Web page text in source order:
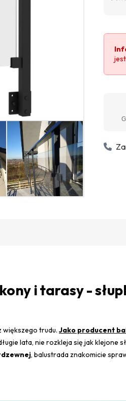
i tarasy -
większego trudu. Jako producent
lata, nie rozkleja się jak klejone
, balustrada znakomicie